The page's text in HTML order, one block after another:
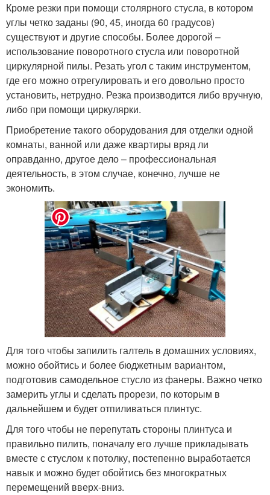
Кроме резки при помощи столярного стусла, в котором
углы четко заданы (90, 45, иногда 60 градусов)
существуют и другие способы. Более дорогой –
использование поворотного стусла или поворотной
циркулярной пилы. Резать угол с таким инструментом,
где его можно отрегулировать и его довольно просто
установить, нетрудно. Резка производится либо вручную,
либо при помощи циркулярки.
Приобретение такого оборудования для отделки одной
комнаты, ванной или даже квартиры вряд ли
оправданно, другое дело – профессиональная
деятельность, в этом случае, конечно, лучше не
экономить.
Для того чтобы запилить галтель в домашних условиях,
можно обойтись и более бюджетным вариантом,
подготовив самодельное стусло из фанеры. Важно четко
замерить углы и сделать прорези, по которым в
дальнейшем и будет отпиливаться плинтус.
Для того чтобы не перепутать стороны плинтуса и
правильно пилить, поначалу его лучше прикладывать
вместе с стуслом к потолку, постепенно выработается
навык и можно будет обойтись без многократных
перемещений вверх-вниз.